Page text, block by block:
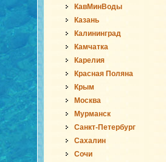
КавМинВоды
Казань
Калининград
Камчатка
Карелия
Красная Поляна
Крым
Москва
Мурманск
Санкт-Петербург
Сахалин
Сочи